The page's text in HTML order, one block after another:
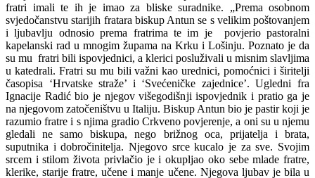
fratri imali te ih je imao za bliske suradnike. „Prema osobnom
svjedočanstvu starijih fratara biskup Antun se s velikim poštovanjem
i ljubavlju odnosio prema fratrima te im je povjerio pastoralni
kapelanski rad u mnogim župama na Krku i Lošinju. Poznato je da
su mu fratri bili ispovjednici, a klerici posluživali u misnim slavljima
u katedrali. Fratri su mu bili važni kao urednici, pomoćnici i širitelji
časopisa ‘Hrvatske straže’ i ‘Svećeničke zajednice’. Ugledni fra
Ignacije Radić bio je njegov višegodišnji ispovjednik i pratio ga je
na njegovom zatočeništvu u Italiju. Biskup Antun bio je pastir koji je
razumio fratre i s njima gradio Crkveno povjerenje, a oni su u njemu
gledali ne samo biskupa, nego brižnog oca, prijatelja i brata,
suputnika i dobročinitelja. Njegovo srce kucalo je za sve. Svojim
srcem i stilom života privlačio je i okupljao oko sebe mlade fratre,
klerike, starije fratre, učene i manje učene. Njegova ljubav je bila u